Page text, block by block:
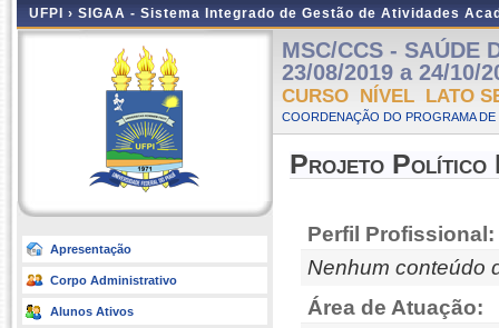
UFPI › SIGAA - Sistema Integrado de Gestão de Atividades
Apresentação
Corpo Administrativo
Alunos Ativos
MSC/CCS - SAÚDE
23/08/2019 a 24/10/
CURSO NÍVEL LATO
COORDENAÇÃO DO PROGRAMA
Projeto Político
Perfil Profissional:
Nenhum conteúdo
Área de Atuação: